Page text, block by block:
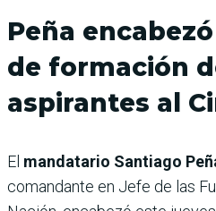
Peña
de formación
aspirantes al
El mandatario Santiago
comandante en Jefe de las